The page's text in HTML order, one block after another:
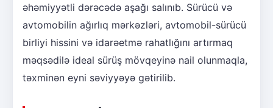
əhəmiyyətli dərəcədə aşağı salınıb. Sürücü və
avtomobilin ağırlıq mərkəzləri, avtomobil-sürücü
birliyi hissini və idarəetmə rahatlığını artırmaq
məqsədilə ideal sürüş mövqeyinə nail olunmaqla,
təxminən eyni səviyyəyə gətirilib.